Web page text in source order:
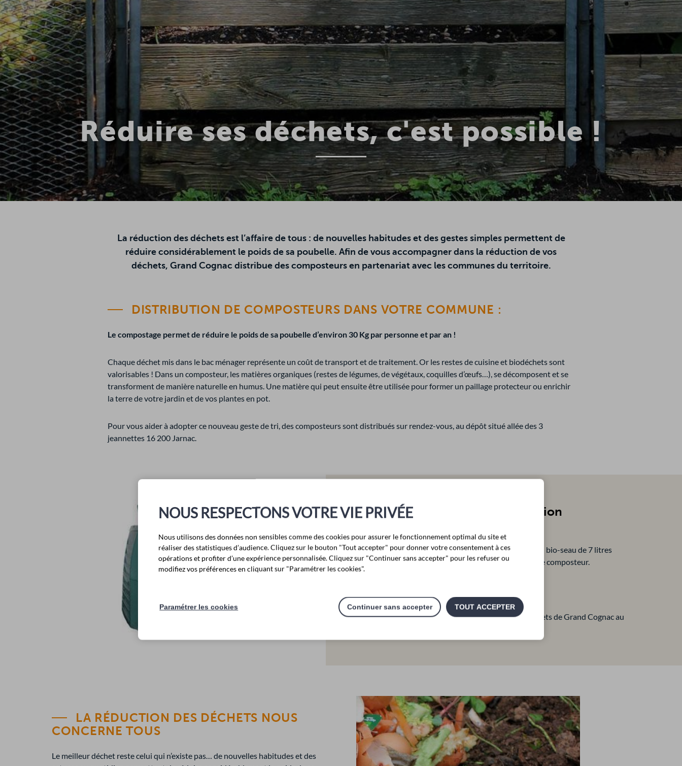
Réduire ses déchets, c'est possible !
La réduction des déchets est l’affaire de tous : de nouvelles habitudes et des gestes simples permettent de
réduire considérablement le poids de sa poubelle. Afin de vous accompagner dans la réduction de vos
déchets, Grand Cognac distribue des composteurs en partenariat avec les communes du territoire.
DISTRIBUTION DE COMPOSTEURS DANS VOTRE COMMUNE :
Le compostage permet de réduire le poids de sa poubelle d’environ 30 Kg par personne et par an !
Chaque déchet mis dans le bac ménager représente un coût de transport et de traitement. Or les restes de cuisine et biodéchets sont
valorisables ! Dans un composteur, les matières organiques (restes de légumes, de végétaux, coquilles d’œufs…), se décomposent et se
transforment de manière naturelle en humus. Une matière qui peut ensuite être utilisée pour former un paillage protecteur ou enrichir
la terre de votre jardin et de vos plantes en pot.
Pour vous aider à adopter ce nouveau geste de tri, des composteurs sont distribués sur rendez-vous, au dépôt situé allée des 3
jeannettes 16 200 Jarnac.
Le matériel mis à votre disposition
Un composteur en plastique recyclé de 340 litres et un bio-seau de 7 litres
(pour le transfert des végétaux depuis la cuisine vers le composteur.
Inscrivez-vous auprès du service Prévention des déchets de Grand Cognac au
LA RÉDUCTION DES DÉCHETS NOUS
CONCERNE TOUS
Le meilleur déchet reste celui qui n’existe pas… de nouvelles habitudes et des
NOUS RESPECTONS VOTRE VIE PRIVÉE
Nous utilisons des données non sensibles comme des cookies pour assurer le fonctionnement optimal du site et
réaliser des statistiques d’audience. Cliquez sur le bouton "Tout accepter" pour donner votre consentement à ces
opérations et profiter d’une expérience personnalisée. Cliquez sur "Continuer sans accepter" pour les refuser ou
modifiez vos préférences en cliquant sur "Paramétrer les cookies".
TOUT ACCEPTER
Continuer sans accepter
Paramétrer les cookies